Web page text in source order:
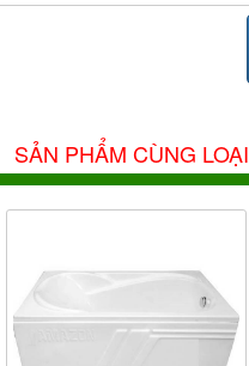
SẢN PHẨM CÙNG LOẠI